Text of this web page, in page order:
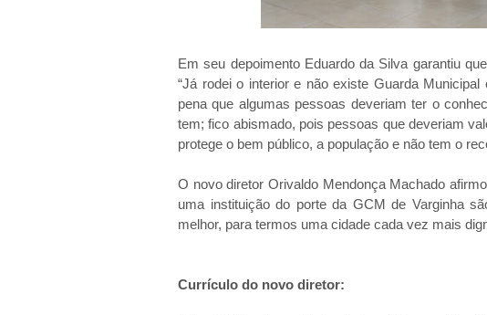
Em seu depoimento Eduardo da Silva garantiu
“Já rodei o interior e não existe Guarda
pena que algumas pessoas deveriam ter o
tem; fico abismado, pois pessoas que deveriam
protege o bem público, a população e não tem o
O novo diretor Orivaldo Mendonça Machado
uma instituição do porte da GCM de Varginha
melhor, para termos uma cidade cada vez mais
Currículo do novo diretor: